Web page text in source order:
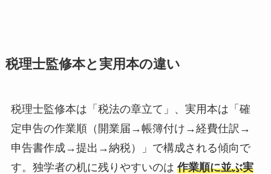
税理士監修本と実用本の違い
税理士監修本は「税法の章立て」、実用本は「確
定申告の作業順（開業届→帳簿付け→経費仕訳→
申告書作成→提出→納税）」で構成される傾向で
す。独学者の机に残りやすいのは 作業順に並ぶ実